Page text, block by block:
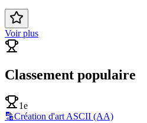
Voir plus
Classement populaire
1e
🔡Création d'art ASCII (AA)